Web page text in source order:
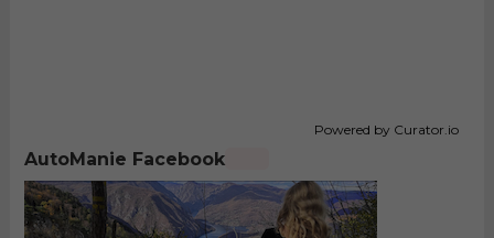
Powered by Curator.io
AutoManie Facebook